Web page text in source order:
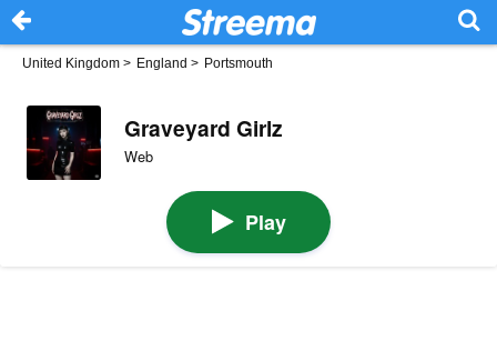
United Kingdom > England > Portsmouth
Graveyard Girlz
Web
Play